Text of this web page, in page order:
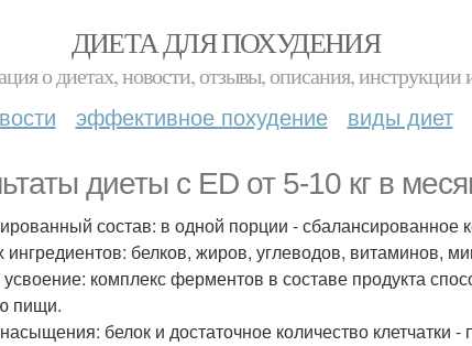
ДИЕТА ДЛЯ ПОХУДЕНИЯ
о диетах, новости, отзывы, описания, инструкции
эффективное похудение виды диет
диеты c ED от 5-10 кг в
состав: в одной порции - сбалансированное
белков, жиров, углеводов, витаминов,
комплекс ферментов в составе продукта
пищи.
белок и достаточное количество клетчатки